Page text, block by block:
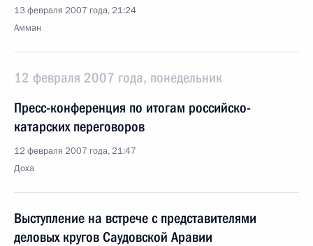
13 февраля 2007 года, 21:24
Амман
12 февраля 2007 года, понедельник
Пресс-конференция по итогам российско-
катарских переговоров
12 февраля 2007 года, 21:47
Доха
Выступление на встрече с представителями
деловых кругов Саудовской Аравии